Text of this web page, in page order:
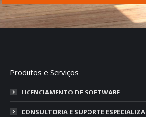
Produtos e Serviços
LICENCIAMENTO DE SOFTWARE
CONSULTORIA E SUPORTE